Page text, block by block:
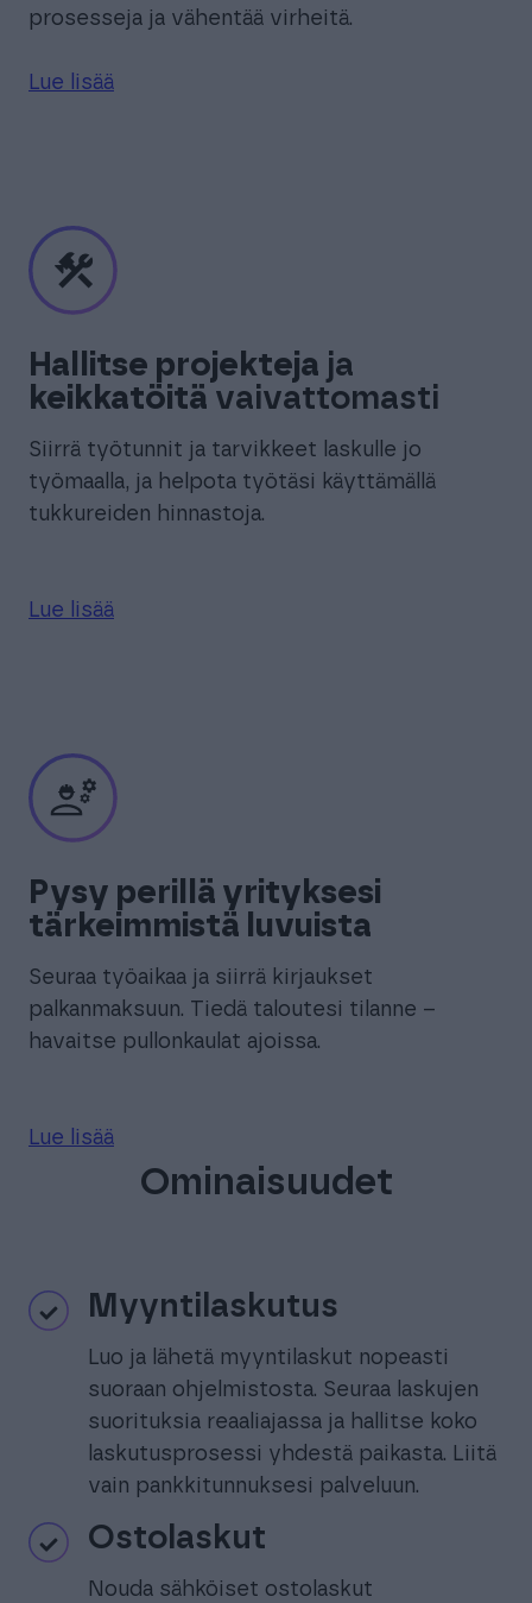
prosesseja ja vähentää virheitä.
Lue lisää
Hallitse projekteja ja
keikkatöitä vaivattomasti
Siirrä työtunnit ja tarvikkeet laskulle jo
työmaalla, ja helpota työtäsi käyttämällä
tukkureiden hinnastoja.
Lue lisää
Pysy perillä yrityksesi
tärkeimmistä luvuista
Seuraa työaikaa ja siirrä kirjaukset
palkanmaksuun. Tiedä taloutesi tilanne –
havaitse pullonkaulat ajoissa.
Lue lisää
Ominaisuudet
Myyntilaskutus
Luo ja lähetä myyntilaskut nopeasti
suoraan ohjelmistosta. Seuraa laskujen
suorituksia reaaliajassa ja hallitse koko
laskutusprosessi yhdestä paikasta. Liitä
vain pankkitunnuksesi palveluun.
Ostolaskut
Nouda sähköiset ostolaskut